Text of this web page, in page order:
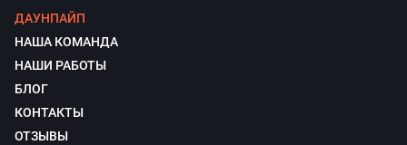
ДАУНПАЙП
НАША КОМАНДА
НАШИ РАБОТЫ
БЛОГ
КОНТАКТЫ
ОТЗЫВЫ